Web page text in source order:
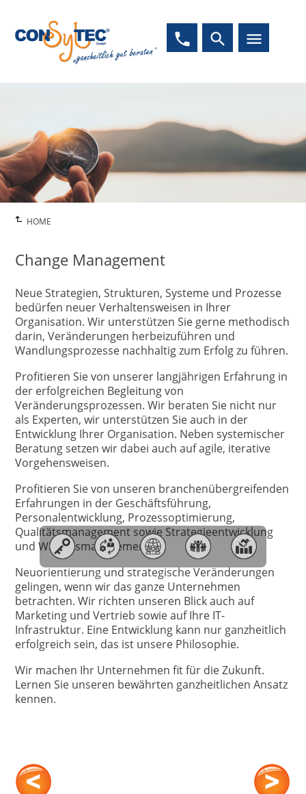
phone search menu
HOME
Change Management
Neue Strategien, Strukturen, Systeme und Prozesse
bedürfen neuer Verhaltensweisen in Ihrer
Organisation. Wir unterstützen Sie gerne methodisch
darin, Veränderungen herbeizuführen und
Wandlungsprozesse nachhaltig zum Erfolg zu führen.
Profitieren Sie von unserer langjährigen Erfahrung in
der erfolgreichen Begleitung von
Veränderungsprozessen. Wir beraten Sie nicht nur
als Experten, wir unterstützen Sie auch in der
Entwicklung Ihrer Organisation. Neben systemischer
Beratung setzen wir dabei auch auf agile, iterative
Vorgehensweisen.
Profitieren Sie von unseren branchenübergreifenden
Erfahrungen in der Geschäftsführung,
Personalentwicklung, Prozessoptimierung,
Qualitätsmanagement sowie Strategieentwicklung
und Wissensmanagement.
Neuorientierung und strategische Veränderungen
gelingen, wenn wir das ganze Unternehmen
betrachten. Wir richten unseren Blick auch auf
Marketing und Vertrieb sowie auf Ihre IT-
Infrastruktur. Eine Entwicklung kann nur ganzheitlich
erfolgreich sein, das ist unsere Philosophie.
Wir machen Ihr Unternehmen fit für die Zukunft.
Lernen Sie unseren bewährten ganzheitlichen Ansatz
kennen.